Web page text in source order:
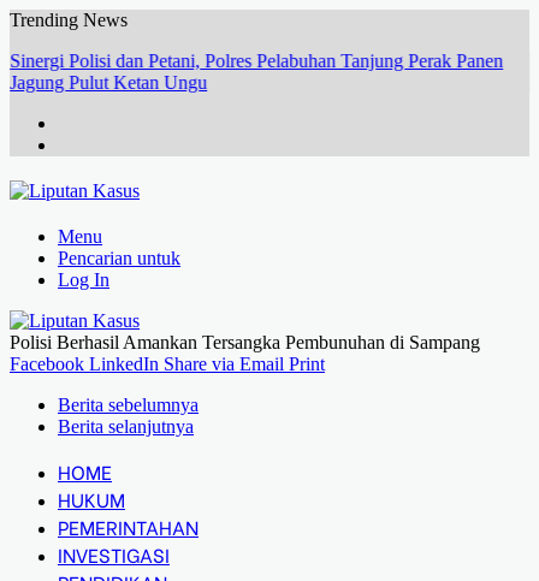
Trending News
Sinergi Polisi dan Petani, Polres Pelabuhan Tanjung Perak Panen
Jagung Pulut Ketan Ungu
Menu
Pencarian untuk
Log In
Polisi Berhasil Amankan Tersangka Pembunuhan di Sampang
Facebook LinkedIn Share via Email Print
Berita sebelumnya
Berita selanjutnya
HOME
HUKUM
PEMERINTAHAN
INVESTIGASI